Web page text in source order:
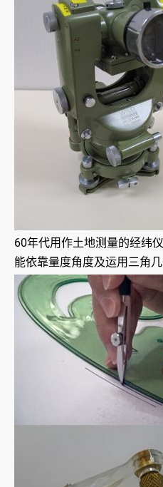
60年代用作土地测量的经纬
能依靠量度角度及运用三角